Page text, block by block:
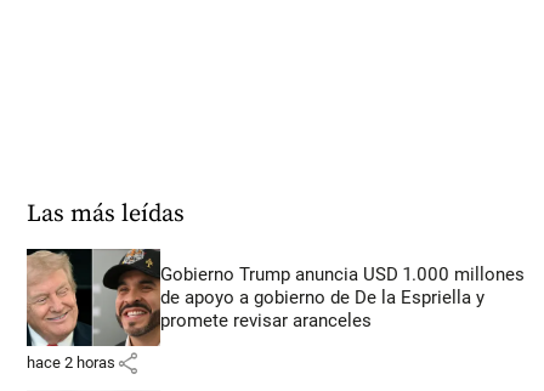
Las más leídas
Gobierno Trump anuncia USD 1.000 millones
de apoyo a gobierno de De la Espriella y
promete revisar aranceles
hace 2 horas share